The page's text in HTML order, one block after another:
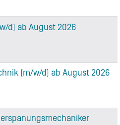
d) ab August 2026
(m/w/d) ab August 2026